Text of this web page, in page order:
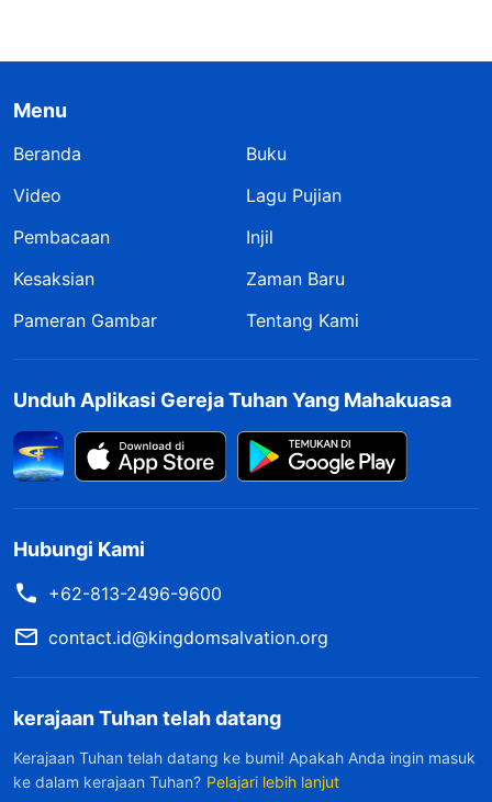
Menu
Beranda
Buku
Video
Lagu Pujian
Pembacaan
Injil
Kesaksian
Zaman Baru
Pameran Gambar
Tentang Kami
Unduh Aplikasi Gereja Tuhan Yang Mahakuasa
Hubungi Kami
+62-813-2496-9600
contact.id@kingdomsalvation.org
kerajaan Tuhan telah datang
Kerajaan Tuhan telah datang ke bumi! Apakah Anda ingin masuk
ke dalam kerajaan Tuhan? Pelajari lebih lanjut